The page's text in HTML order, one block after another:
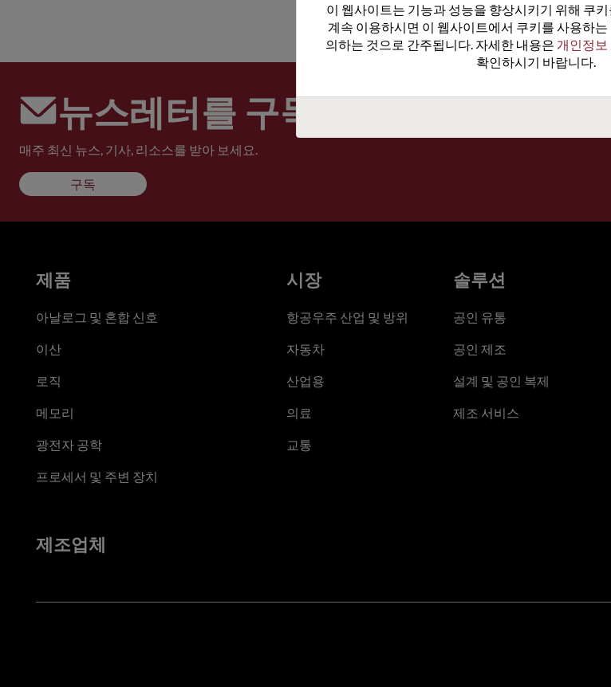
뉴스레터를 구독하세요
매주 최신 뉴스, 기사, 리소스를 받아 보세요.
구독
이 웹사이트는 기능과 성능을 향상시키기 위해 쿠
계속 이용하시면 이 웹사이트에서 쿠키를 사용하
의하는 것으로 간주됩니다. 자세한 내용은 개인정보
확인하시기 바랍니다.
제품
아날로그 및 혼합 신호
이산
로직
메모리
광전자 공학
프로세서 및 주변 장치
시장
항공우주 산업 및 방위
자동차
산업용
의료
교통
솔루션
공인 유통
공인 제조
설계 및 공인 복제
제조 서비스
제조업체